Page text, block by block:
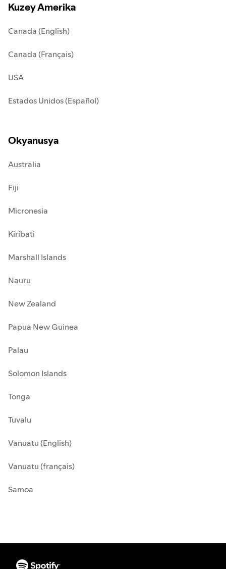
Kuzey Amerika
Canada (English)
Canada (Français)
USA
Estados Unidos (Español)
Okyanusya
Australia
Fiji
Micronesia
Kiribati
Marshall Islands
Nauru
New Zealand
Papua New Guinea
Palau
Solomon Islands
Tonga
Tuvalu
Vanuatu (English)
Vanuatu (français)
Samoa